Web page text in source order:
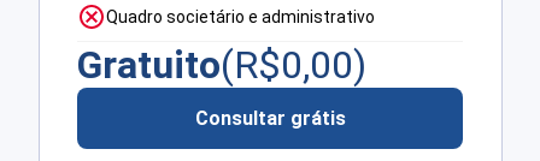
Quadro societário e administrativo
Gratuito(R$0,00)
Consultar grátis